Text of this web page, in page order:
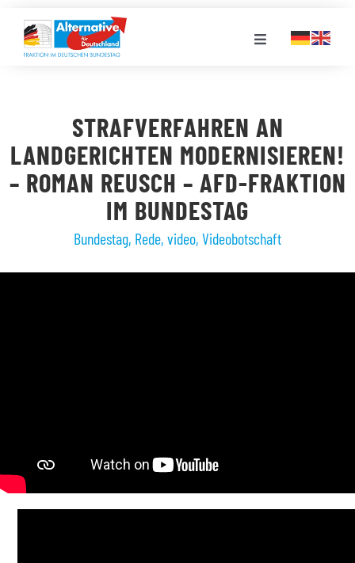
Inhalt
springen
Toggle
LANDESGRUPPEN
VERANSTALTUNGEN
STRAFVERFAHREN AN
LANDGERICHTEN MODERNISIEREN!
– ROMAN REUSCH – AFD-FRAKTION
IM BUNDESTAG
Bundestag, Rede, video, Videobotschaft